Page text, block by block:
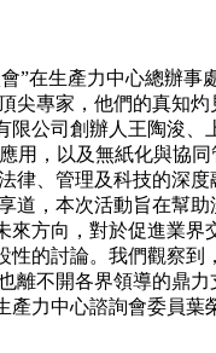
”在生產力中心總辦事
尖專家，他們的真知
公司創辦人王陶浚
用，以及無紙化與協
、管理及科技的深
，本次活動旨在幫
方向，對於促進業界
的討論。我們觀察到
離不開各界領導的鼎
力中心諮詢會委員葉